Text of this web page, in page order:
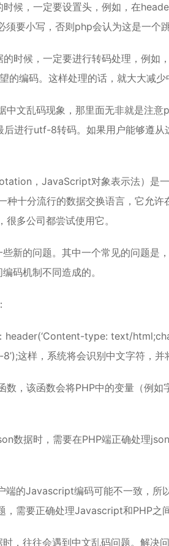
时候，一定要设置头，例如，在
要小写，否则php会认为这是一个
时候，一定要进行转码处理，例
编码。这样处理的话，就大大减少
中文乱码现象，那里面无非就是注
进行utf-8转码。如果用户能够遵
，JavaScript对象表示法）是
十分流行的数据交换语言，它允
多公司都尝试使用它。
新的问题。其中一个常见的问题是
码机制不同造成的。
header(‘Content-type: text/
这样，系统将会识别中文字符，并
数，该函数会将PHP中的变量（例
数据时，需要在PHP端正确处理
端的Javascript编码可能不一致，
，需要正确处理Javascript和PHP之
，往往会遇到中文乱码问题。解决